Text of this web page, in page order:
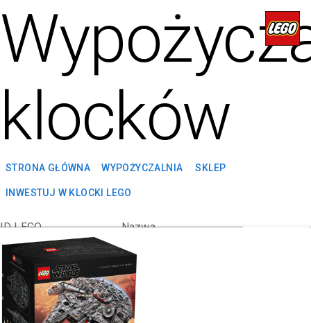
klocków
STRONA GŁÓWNA WYPOŻYCZALNIA SKLEP
INWESTUJ W KLOCKI LEGO
ID LEGO Nazwa